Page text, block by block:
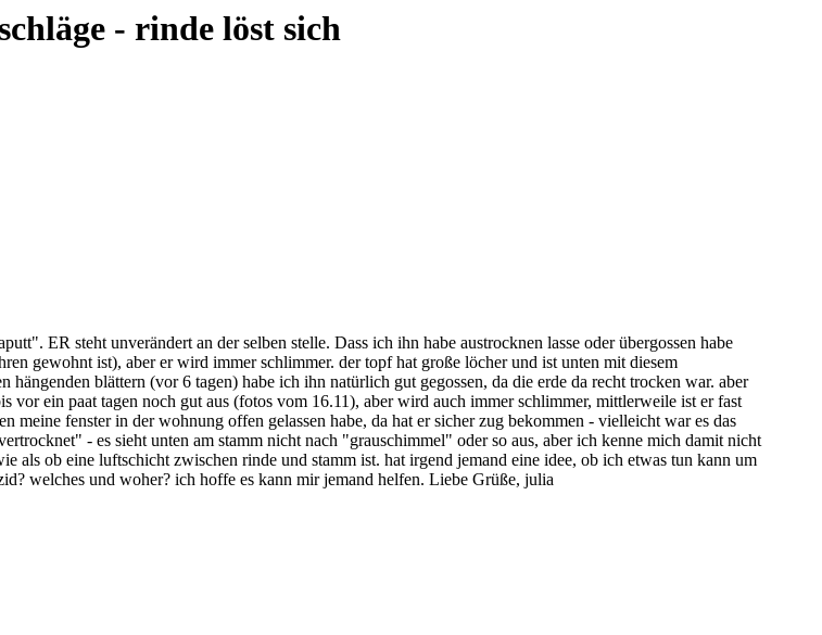
- rinde löst sich
ER steht unverändert an der selben stelle. Dass ich ihn habe austrocknen lasse oder übergossen habe
gewohnt ist), aber er wird immer schlimmer. der topf hat große löcher und ist unten mit diesem
blättern (vor 6 tagen) habe ich ihn natürlich gut gegossen, da die erde da recht trocken war. aber
vor ein paat tagen noch gut aus (fotos vom 16.11), aber wird auch immer schlimmer, mittlerweile ist er fast
fenster in der wohnung offen gelassen habe, da hat er sicher zug bekommen - vielleicht war es das
- es sieht unten am stamm nicht nach "grauschimmel" oder so aus, aber ich kenne mich damit nicht
als ob eine luftschicht zwischen rinde und stamm ist. hat irgend jemand eine idee, ob ich etwas tun kann um
welches und woher? ich hoffe es kann mir jemand helfen. Liebe Grüße, julia